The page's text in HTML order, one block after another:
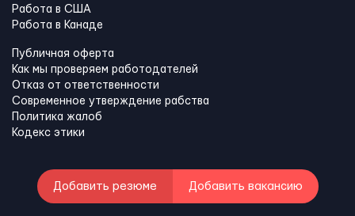
Работа в США
Работа в Канадe
Публичная оферта
Как мы проверяем работодателей
Отказ от ответственности
Современное утверждение рабства
Политика жалоб
Кодекс этики
Добавить резюме Добавить вакансию